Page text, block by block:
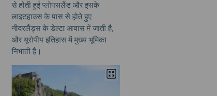
से होती हुई प्लोपसलैंड और इसके
लाइटहाउस के पास से होते हुए
नीदरलैंड्स के डेल्टा आवास में जाती है,
और यूरोपीय इतिहास में मुख्य भूमिका
निभाती है।